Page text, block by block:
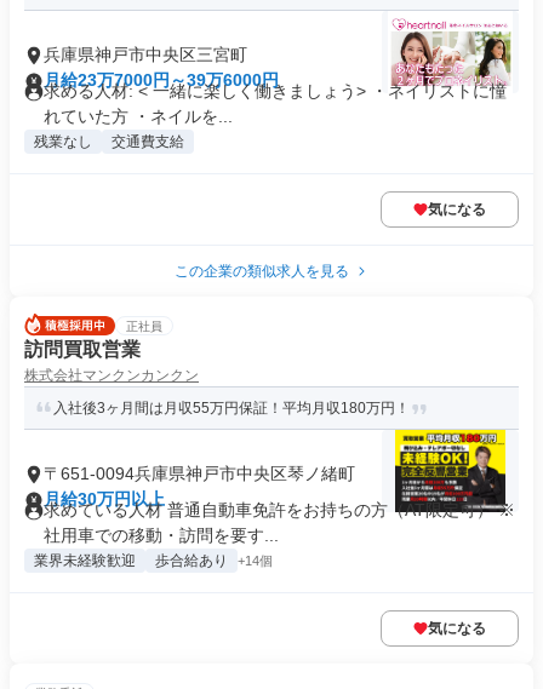
兵庫県神戸市中央区三宮町
月給23万7000円～39万6000円
求める人材: < 一緒に楽しく働きましょう> ・ネイリストに憧
れていた方 ・ネイルを...
残業なし 交通費支給
気になる
この企業の類似求人を見る
正社員
訪問買取営業
株式会社マンクンカンクン
入社後3ヶ月間は月収55万円保証！平均月収180万円！
〒651-0094兵庫県神戸市中央区琴ノ緒町
月給30万円以上
求めている人材 普通自動車免許をお持ちの方（AT限定可） ※
社用車での移動・訪問を要す...
業界未経験歓迎 歩合給あり +14個
気になる